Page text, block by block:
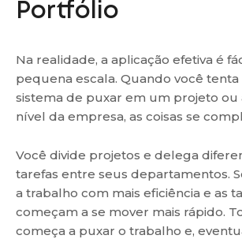
Portfólio
Na realidade, a aplicação efetiva é
pequena escala. Quando você
sistema de puxar em um projeto ou
nível da empresa, as coisas se
Você divide projetos e delega
tarefas entre seus departamentos.
a trabalho com mais eficiência e as
começam a se mover mais rápido.
começa a puxar o trabalho e,